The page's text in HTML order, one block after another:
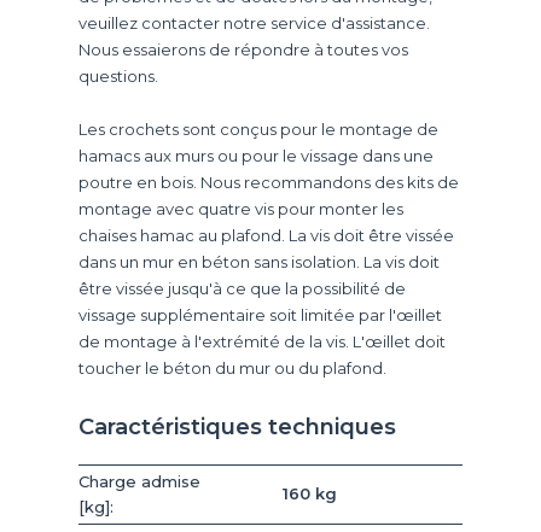
veuillez contacter notre service d'assistance.
Nous essaierons de répondre à toutes vos
questions.
Les crochets sont conçus pour le montage de
hamacs aux murs ou pour le vissage dans une
poutre en bois. Nous recommandons des kits de
montage avec quatre vis pour monter les
chaises hamac au plafond. La vis doit être vissée
dans un mur en béton sans isolation. La vis doit
être vissée jusqu'à ce que la possibilité de
vissage supplémentaire soit limitée par l'œillet
de montage à l'extrémité de la vis. L'œillet doit
toucher le béton du mur ou du plafond.
Caractéristiques techniques
Charge admise
[kg]:
160 kg